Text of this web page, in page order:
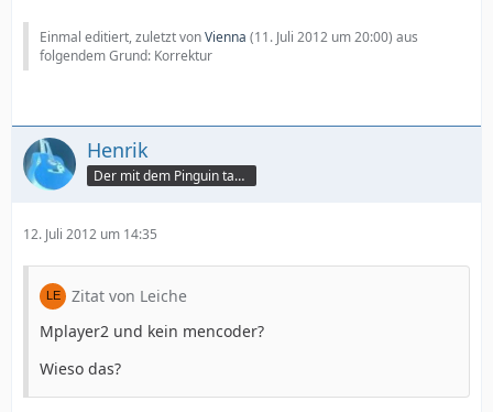
Einmal editiert, zuletzt vonVienna (11. Juli 2012 um 20:00) aus
folgendem Grund: Korrektur
Henrik
Der mit dem Pinguin tanzt
12. Juli 2012 um 14:35
Zitat von Leiche
Mplayer2 und kein mencoder?
Wieso das?